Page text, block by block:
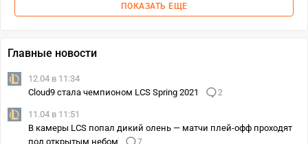
ПОКАЗАТЬ ЕЩЕ
Главные новости
12.04 в 11:34
Cloud9 стала чемпионом LCS Spring 2021
2
11.04 в 11:51
В камеры LCS попал дикий олень — матчи плей-офф проходят
под открытым небом
7